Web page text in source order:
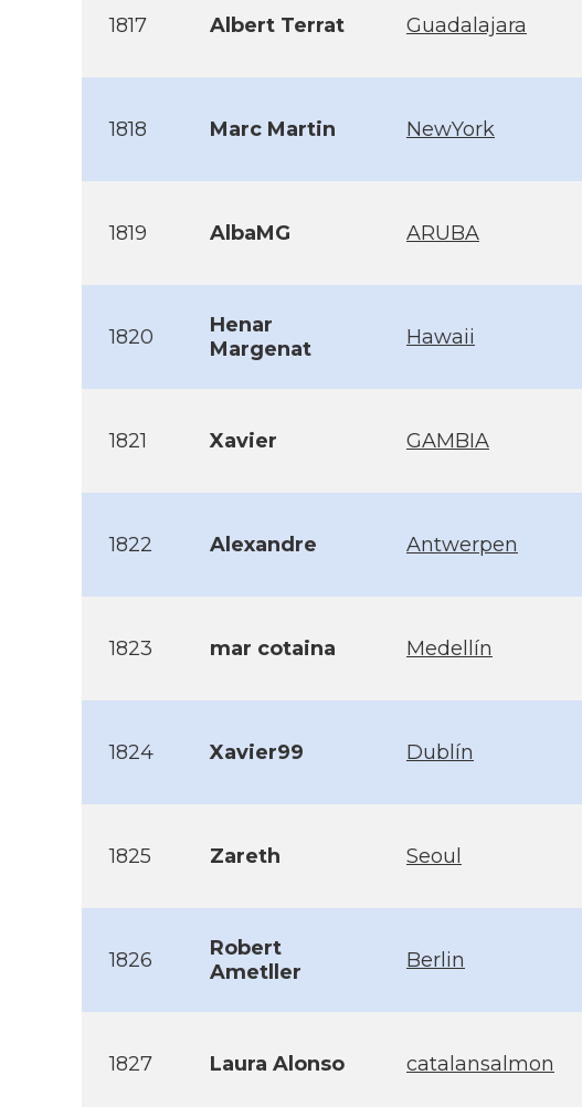
1817 Albert Terrat Guadalajara
1818 Marc Martin NewYork
1819 AlbaMG ARUBA
1820
Henar
Margenat
Hawaii
1821 Xavier GAMBIA
1822 Alexandre Antwerpen
1823 mar cotaina Medellín
1824 Xavier99 Dublín
1825 Zareth Seoul
1826
Robert
Ametller
Berlin
1827 Laura Alonso catalansalmon